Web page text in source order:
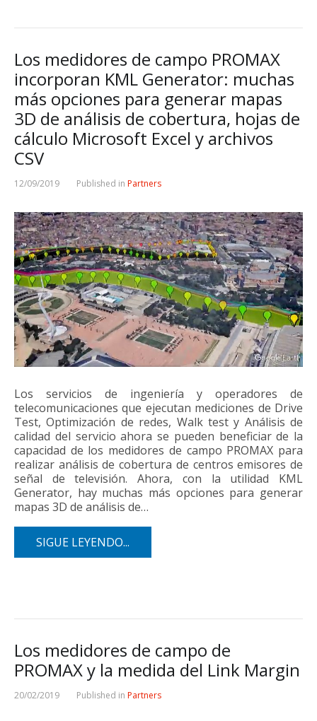
Los medidores de campo PROMAX
incorporan KML Generator: muchas
más opciones para generar mapas
3D de análisis de cobertura, hojas de
cálculo Microsoft Excel y archivos
CSV
12/09/2019 Published in Partners
Los servicios de ingeniería y operadores de
telecomunicaciones que ejecutan mediciones de Drive
Test, Optimización de redes, Walk test y Análisis de
calidad del servicio ahora se pueden beneficiar de la
capacidad de los medidores de campo PROMAX para
realizar análisis de cobertura de centros emisores de
señal de televisión. Ahora, con la utilidad KML
Generator, hay muchas más opciones para generar
mapas 3D de análisis de…
SIGUE LEYENDO...
Los medidores de campo de
PROMAX y la medida del Link Margin
20/02/2019 Published in Partners